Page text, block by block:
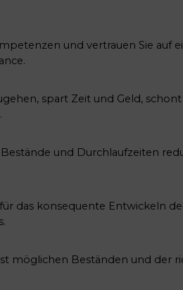
und vertrauen Sie auf
spart Zeit und Geld, schont
und Durchlaufzeiten
das konsequente Entwickeln
möglichen Beständen und der